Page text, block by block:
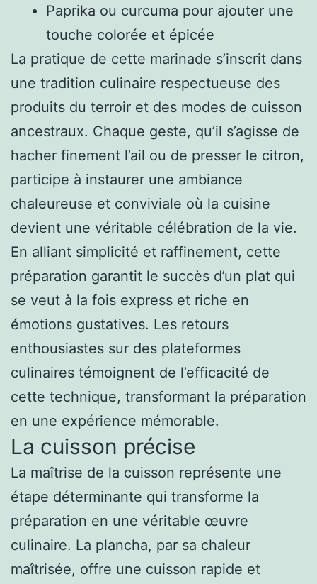
Paprika ou curcuma pour ajouter une
touche colorée et épicée
La pratique de cette marinade s’inscrit dans
une tradition culinaire respectueuse des
produits du terroir et des modes de cuisson
ancestraux. Chaque geste, qu’il s’agisse de
hacher finement l’ail ou de presser le citron,
participe à instaurer une ambiance
chaleureuse et conviviale où la cuisine
devient une véritable célébration de la vie.
En alliant simplicité et raffinement, cette
préparation garantit le succès d’un plat qui
se veut à la fois express et riche en
émotions gustatives. Les retours
enthousiastes sur des plateformes
culinaires témoignent de l’efficacité de
cette technique, transformant la préparation
en une expérience mémorable.
La cuisson précise
La maîtrise de la cuisson représente une
étape déterminante qui transforme la
préparation en une véritable œuvre
culinaire. La plancha, par sa chaleur
maîtrisée, offre une cuisson rapide et